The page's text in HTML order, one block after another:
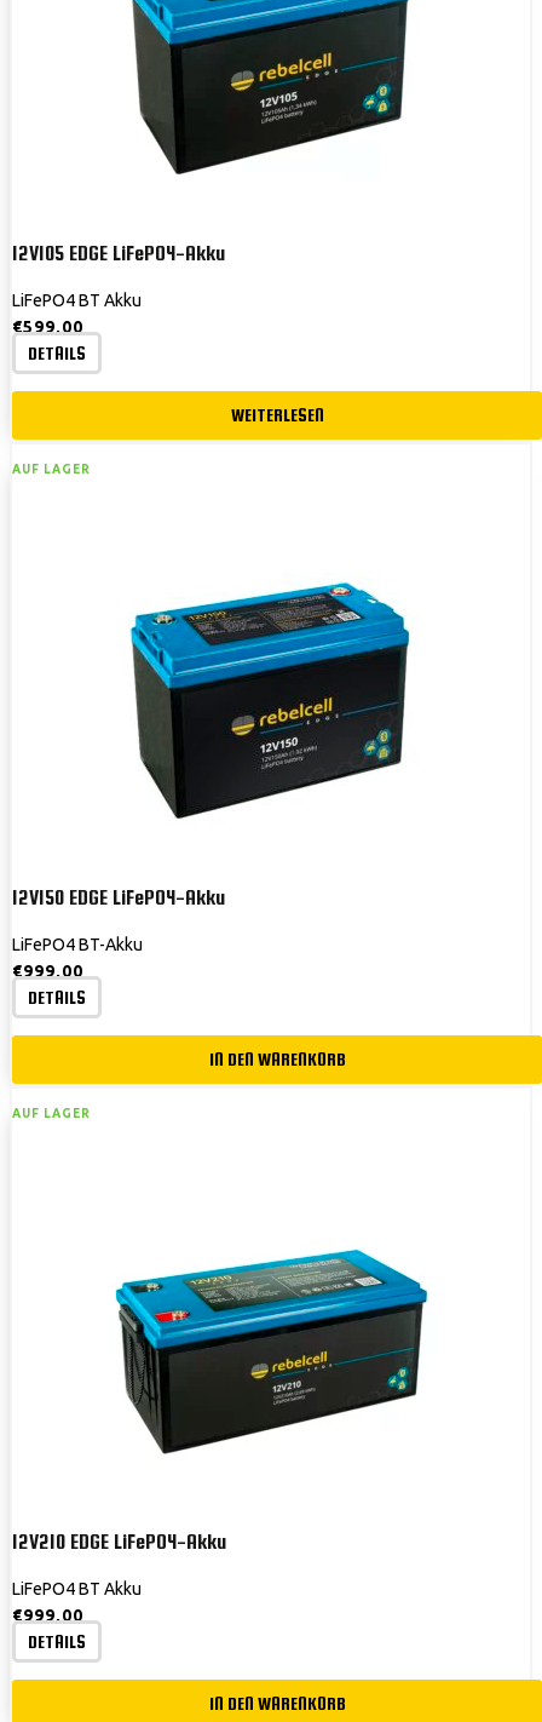
12V105 EDGE LiFePO4-Akku
LiFePO4 BT Akku
€599,00
DETAILS
WEITERLESEN
AUF LAGER
12V150 EDGE LiFePO4-Akku
LiFePO4 BT-Akku
€999,00
DETAILS
IN DEN WARENKORB
AUF LAGER
12V210 EDGE LiFePO4-Akku
LiFePO4 BT Akku
€999,00
DETAILS
IN DEN WARENKORB